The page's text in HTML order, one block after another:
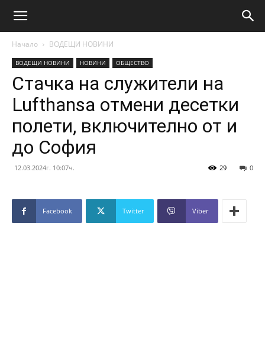
Начало ВОДЕЩИ НОВИНИ
ВОДЕЩИ НОВИНИ НОВИНИ ОБЩЕСТВО
Стачка на служители на
Lufthansa отмени десетки
полети, включително от и
до София
12.03.2024г. 10:07ч. 0
29
Facebook Twitter Viber